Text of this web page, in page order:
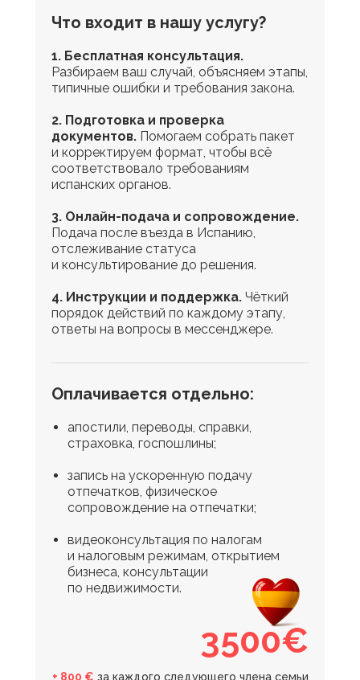
1. Бесплатная консультация.
Разбираем ваш случай, объясняем этапы,
типичные ошибки и требования закона.
2. Подготовка и проверка
документов. Помогаем собрать пакет
и корректируем формат, чтобы всё
соответствовало требованиям
испанских органов.
3. Онлайн-подача и сопровождение.
Подача после въезда в Испанию,
отслеживание статуса
и консультирование до решения.
4. Инструкции и поддержка. Чёткий
порядок действий по каждому этапу,
ответы на вопросы в мессенджере.
Что входит в нашу услугу?
апостили, переводы, справки,
страховка, госпошлины;
запись на ускоренную подачу
отпечатков, физическое
сопровождение на отпечатки;
видеоконсультация по налогам
и налоговым режимам, открытием
бизнеса, консультации
по недвижимости.
Оплачивается отдельно:
3500€
+ 800 € за каждого следующего члена семьи